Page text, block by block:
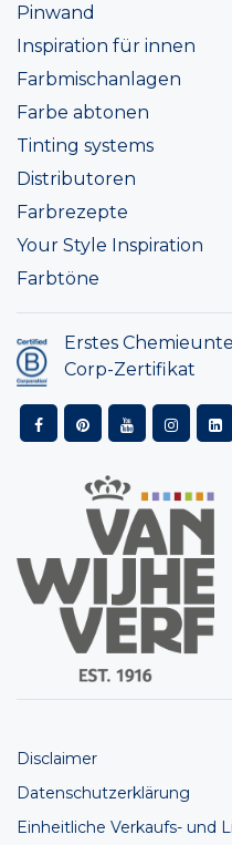
Pinwand
Inspiration für innen
Farbmischanlagen
Farbe abtonen
Tinting systems
Distributoren
Farbrezepte
Your Style Inspiration
Farbtöne
Erstes
Corp-Zertifikat
Disclaimer
Datenschutzerklärung
Einheitliche Verkaufs- und